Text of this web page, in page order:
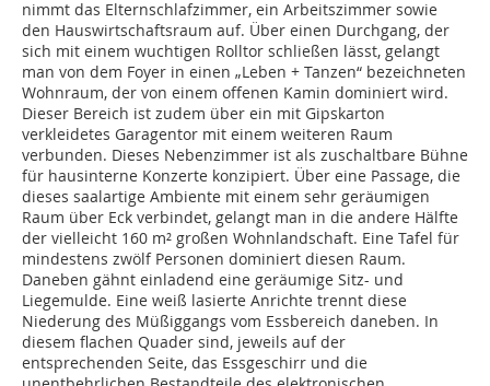
nimmt das Elternschlafzimmer, ein Arbeitszimmer sowie
den Hauswirtschaftsraum auf. Über einen Durchgang, der
sich mit einem wuchtigen Rolltor schließen lässt, gelangt
man von dem Foyer in einen „Leben + Tanzen“ bezeichneten
Wohnraum, der von einem offenen Kamin dominiert wird.
Dieser Bereich ist zudem über ein mit Gipskarton
verkleidetes Garagentor mit einem weiteren Raum
verbunden. Dieses Nebenzimmer ist als zuschaltbare Bühne
für hausinterne Konzerte konzipiert. Über eine Passage, die
dieses saalartige Ambiente mit einem sehr geräumigen
Raum über Eck verbindet, gelangt man in die andere Hälfte
der vielleicht 160 m² großen Wohnlandschaft. Eine Tafel für
mindestens zwölf Personen dominiert diesen Raum.
Daneben gähnt einladend eine geräumige Sitz- und
Liegemulde. Eine weiß lasierte Anrichte trennt diese
Niederung des Müßiggangs vom Essbereich daneben. In
diesem flachen Quader sind, jeweils auf der
entsprechenden Seite, das Essgeschirr und die